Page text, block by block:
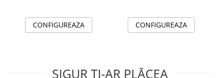
CONFIGUREAZA CONFIGUREAZA
SIGUR ȚI-AR PLĂCEA